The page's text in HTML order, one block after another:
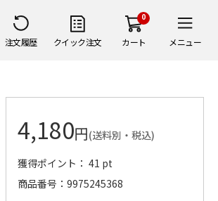
注文履歴 クイック注文
0
カート メニュー
4,180円(送料別・税込)
獲得ポイント： 41 pt
商品番号
9975245368